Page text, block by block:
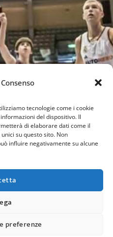
tecnologie come i cookie
del dispositivo. Il
di elaborare dati come il
su questo sito. Non
influire negativamente su alcune
preferenze